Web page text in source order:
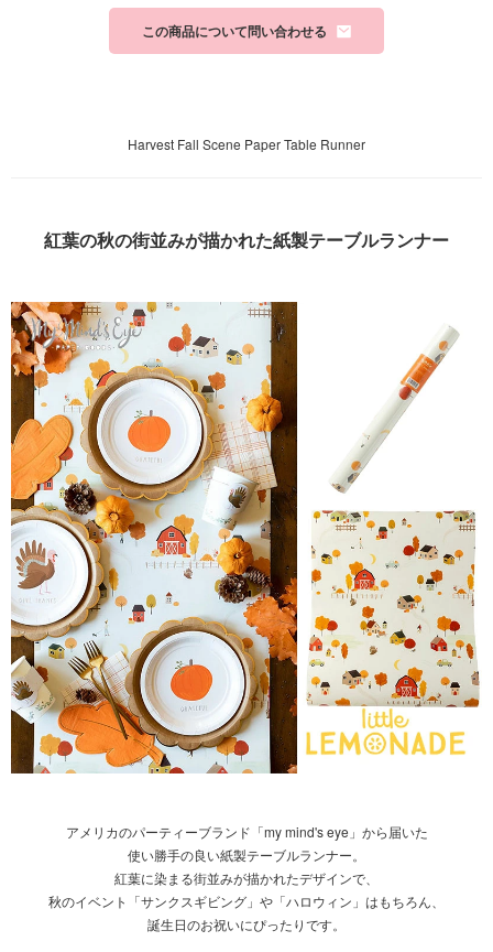
この商品について問い合わせる
Harvest Fall Scene Paper Table Runner
紅葉の秋の街並みが描かれた紙製テーブルランナー
アメリカのパーティーブランド「my mind's eye」から届いた
使い勝手の良い紙製テーブルランナー。
紅葉に染まる街並みが描かれたデザインで、
秋のイベント「サンクスギビング」や「ハロウィン」はもちろん、
誕生日のお祝いにぴったりです。